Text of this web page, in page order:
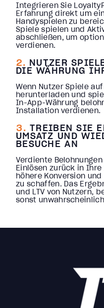
Integrieren Sie
Erfahrung direkt um
Handyspielen zu
Spiele spielen und
abschließen, um
verdienen.
2. NUTZER
DIE WÄHRUNG
Wenn Nutzer Spiele
herunterladen und
In-App-Währung
Installation verdienen.
3. TREIBEN SIE
UMSATZ UND
BESUCHE AN
Verdiente
Einlösen zurück in
höhere Konversion
zu schaffen. Das
und LTV von Nutzern,
sonst